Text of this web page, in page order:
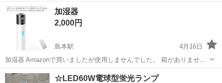
大阪 三島郡 島本駅
加湿器
2,000円
島本駅
4月16日
加湿器 Amazonで買いましたが使用しませんでした。 箱がありませ
ん。 三島郡島本町引き取りお願いします。
大阪 三島郡 季節、空調家電 Amazon
☆LED60W電球型蛍光ランプ